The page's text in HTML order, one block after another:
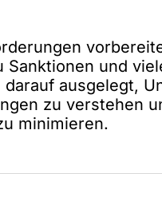
und
ausgelegt,
zu verstehen
minimieren.